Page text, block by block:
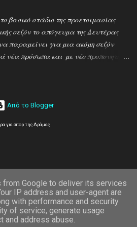
βασικό στάδιο της προετοιμασίας
σεζόν το απόγευμα της Δευτέρας
παραμείνει για μια ακόμη σεζόν
νέα πρόσωπα και με νέο προπονητή
φακό της ''Ο'' που βρέθηκε στον Βώλακα
, Χρήστος Παναγιώτου
Παπαμαρίνου (πρόεδρος) ...
Από το Blogger
για σπορ της Δράμας
Google to deliver its services
IP address and user-agent are
with performance and security
of service, generate usage
and address abuse.